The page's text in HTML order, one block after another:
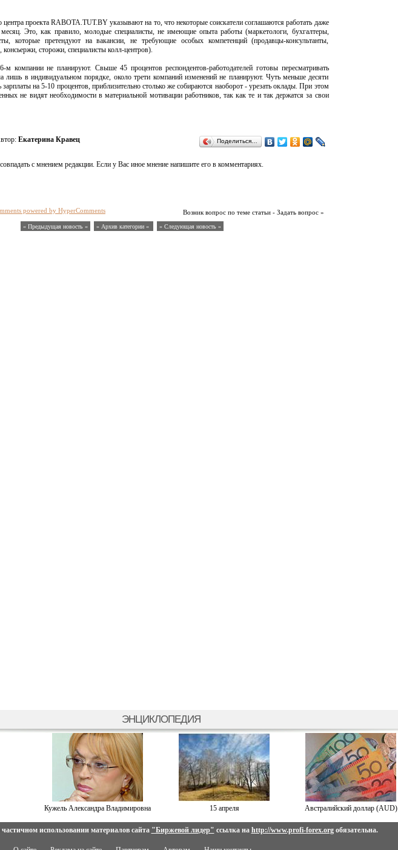
центра проекта RABOTA.TUT.BY указывают на то, что некоторые соискатели соглашаются работать даже
Это, как правило, молодые специалисты, не имеющие опыта работы (маркетологи, бухгалтеры,
которые претендуют на вакансии, не требующие особых компетенций (продавцы-консультанты,
сторожи, специалисты колл-центров).
компании не планируют. Свыше 45 процентов респондентов-работодателей готовы пересматривать
лишь в индивидуальном порядке, около трети компаний изменений не планируют. Чуть меньше десяти
на 5-10 процентов, приблизительно столько же собираются наоборот - урезать оклады. При этом
не видят необходимости в материальной мотивации работников, так как те и так держатся за свои
Екатерина Кравец Поделиться…
с мнением редакции. Если у Вас иное мнение напишите его в комментариях.
Возник вопрос по теме статьи - Задать вопрос »
powered by HyperComments
« Предыдущая новость « » Архив категории « » Следующая новость »
ЭНЦИКЛОПЕДИЯ
Кужель Александра Владимировна 15 апреля Австралийский доллар (AUD)
использовании материалов сайта "Биржевой лидер" ссылка на http://www.profi-forex.orgобязательна.